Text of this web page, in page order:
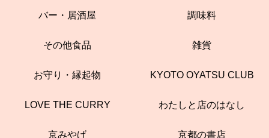
バー・居酒屋 調味料
その他食品 雑貨
お守り・縁起物 KYOTO OYATSU CLUB
LOVE THE CURRY わたしと店のはなし
京みやげ 京都の書店